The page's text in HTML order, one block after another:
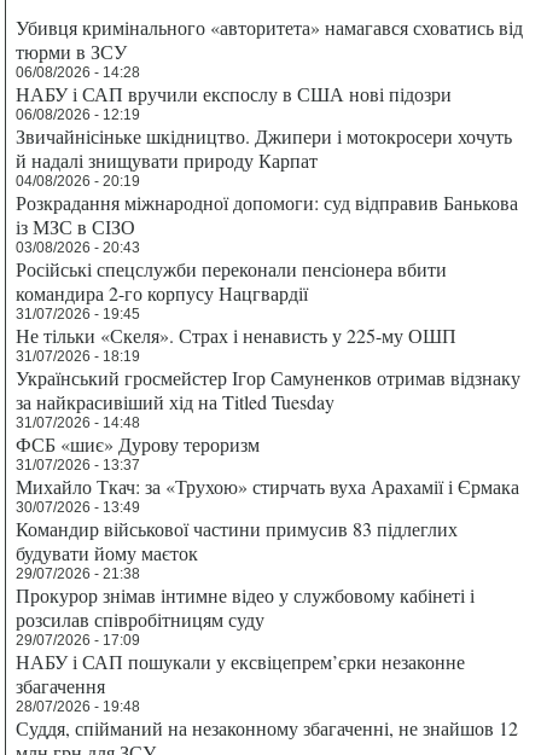
Убивця кримінального «авторитета» намагався сховатись від
тюрми в ЗСУ
06/08/2026 - 14:28
НАБУ і САП вручили експослу в США нові підозри
06/08/2026 - 12:19
Звичайнісіньке шкідництво. Джипери і мотокросери хочуть
й надалі знищувати природу Карпат
04/08/2026 - 20:19
Розкрадання міжнародної допомоги: суд відправив Банькова
із МЗС в СІЗО
03/08/2026 - 20:43
Російські спецслужби переконали пенсіонера вбити
командира 2-го корпусу Нацгвардії
31/07/2026 - 19:45
Не тільки «Скеля». Страх і ненависть у 225-му ОШП
31/07/2026 - 18:19
Український гросмейстер Ігор Самуненков отримав відзнаку
за найкрасивіший хід на Titled Tuesday
31/07/2026 - 14:48
ФСБ «шиє» Дурову тероризм
31/07/2026 - 13:37
Михайло Ткач: за «Трухою» стирчать вуха Арахамії і Єрмака
30/07/2026 - 13:49
Командир військової частини примусив 83 підлеглих
будувати йому маєток
29/07/2026 - 21:38
Прокурор знімав інтимне відео у службовому кабінеті і
розсилав співробітницям суду
29/07/2026 - 17:09
НАБУ і САП пошукали у ексвіцепрем’єрки незаконне
збагачення
28/07/2026 - 19:48
Суддя, спійманий на незаконному збагаченні, не знайшов 12